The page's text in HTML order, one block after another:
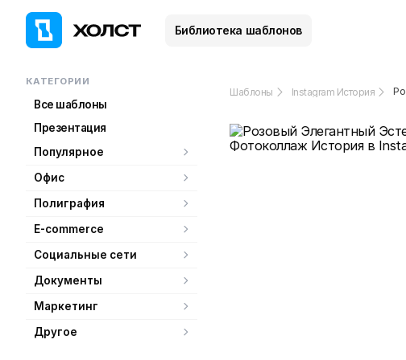
Библиотека шаблонов
КАТЕГОРИИ
Все шаблоны
Презентация
Популярное
Офис
Полиграфия
E-commerce
Социальные сети
Документы
Маркетинг
Другое
Шаблоны Instagram История